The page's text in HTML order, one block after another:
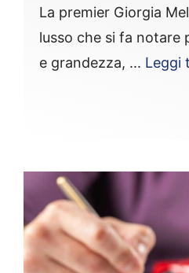
La premier Giorgia
lusso che si fa notare
e grandezza, ... Leggi